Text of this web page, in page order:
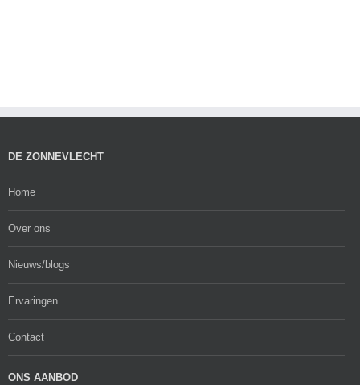
DE ZONNEVLECHT
Home
Over ons
Nieuws/blogs
Ervaringen
Contact
ONS AANBOD